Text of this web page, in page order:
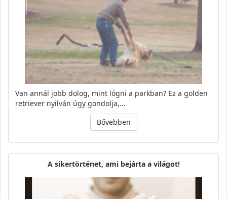
Van annál jobb dolog, mint lógni a parkban? Ez a golden
retriever nyilván úgy gondolja,…
Bővebben
A sikertörténet, ami bejárta a világot!